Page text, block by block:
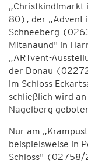
80), der „Advent
Schneeberg
Mitanaund" in
„ARTvent-
der Donau
im Schloss
schließlich wird
Nagelberg
Nur am
beispielsweise in
Schloss" (02758/